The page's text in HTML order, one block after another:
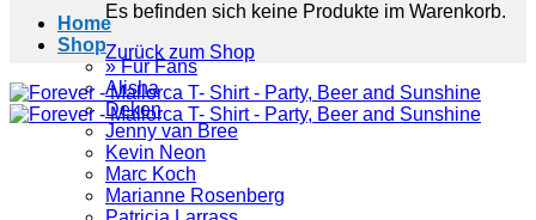
Home
Shop
» Für Fans
Alisha
Deken
Jenny van Bree
Kevin Neon
Marc Koch
Marianne Rosenberg
Es befinden sich keine Produkte im Warenkorb.
Zurück zum Shop